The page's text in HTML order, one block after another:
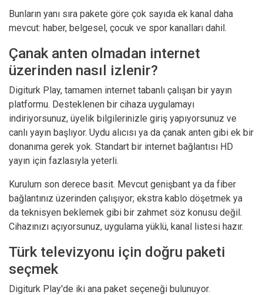
Bunların yanı sıra pakete göre çok sayıda ek kanal daha
mevcut: haber, belgesel, çocuk ve spor kanalları dahil.
Çanak anten olmadan internet
üzerinden nasıl izlenir?
Digiturk Play, tamamen internet tabanlı çalışan bir yayın
platformu. Desteklenen bir cihaza uygulamayı
indiriyorsunuz, üyelik bilgilerinizle giriş yapıyorsunuz ve
canlı yayın başlıyor. Uydu alıcısı ya da çanak anten gibi ek bir
donanıma gerek yok. Standart bir internet bağlantısı HD
yayın için fazlasıyla yeterli.
Kurulum son derece basit. Mevcut genişbant ya da fiber
bağlantınız üzerinden çalışıyor; ekstra kablo döşetmek ya
da teknisyen beklemek gibi bir zahmet söz konusu değil.
Cihazınızı açıyorsunuz, uygulama yüklü, kanal listesi hazır.
Türk televizyonu için doğru paketi
seçmek
Digiturk Play'de iki ana paket seçeneği bulunuyor.